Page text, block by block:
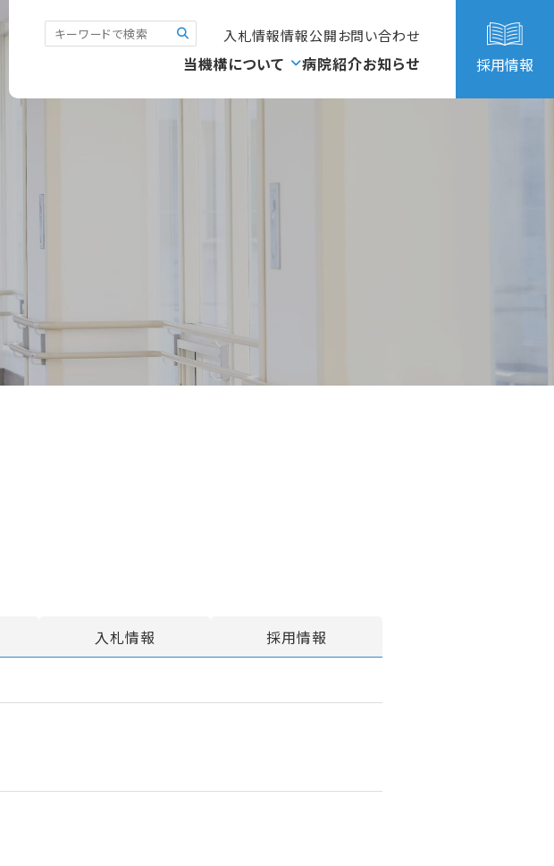
入札情報情報公開お問い合わせ
当機構について 病院紹介お知らせ 採用情報
入札情報 採用情報